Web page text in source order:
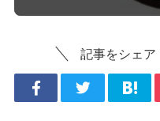
記事をシェア